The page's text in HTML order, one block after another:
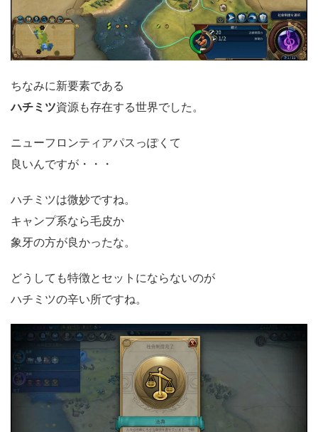
ちなみに新要素である
ハチミツ資源も存在する世界でした。
ニューフロンティアパスっぽくて
良いんですが・・・
ハチミツは微妙ですね。
キャンプ系なら毛皮か
象牙の方が良かったな。
どうしても特徴とセットにならないのが
ハチミツの辛い所ですね。